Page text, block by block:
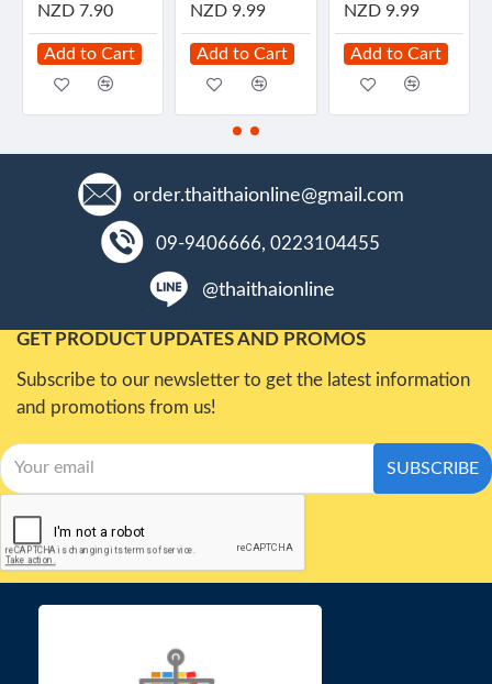
NZD 7.90
Add to Cart
NZD 9.99
Add to Cart
NZD 9.99
Add to Cart
order.thaithaionline@gmail.com
09-9406666, 0223104455
@thaithaionline
GET PRODUCT UPDATES AND PROMOS
Subscribe to our newsletter to get the latest information
and promotions from us!
SUBSCRIBE